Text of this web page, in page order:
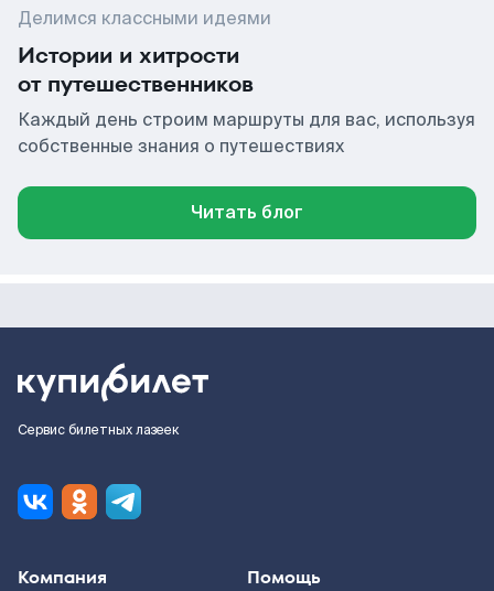
Делимся классными идеями
Истории и хитрости
от путешественников
Каждый день строим маршруты для вас, используя
собственные знания о путешествиях
Читать блог
Сервис билетных лазеек
Компания Помощь